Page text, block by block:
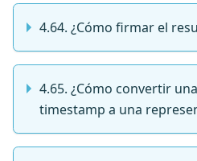
4.64. ¿Cómo firmar el
4.65. ¿Cómo convertir
timestamp a una